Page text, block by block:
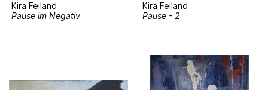
Kira Feiland
Pause im Negativ
Kira Feiland
Pause - 2